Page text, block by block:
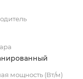
мощность (Вт/м)